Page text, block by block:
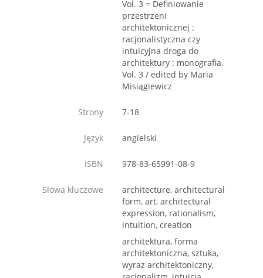
Vol. 3 = Definiowanie
przestrzeni
architektonicznej :
racjonalistyczna czy
intuicyjna droga do
architektury : monografia.
Vol. 3 / edited by Maria
Misiągiewicz
Strony 7-18
Język angielski
ISBN 978-83-65991-08-9
Słowa kluczowe
architecture, architectural
form, art, architectural
expression, rationalism,
intuition, creation
architektura, forma
architektoniczna, sztuka,
wyraz architektoniczny,